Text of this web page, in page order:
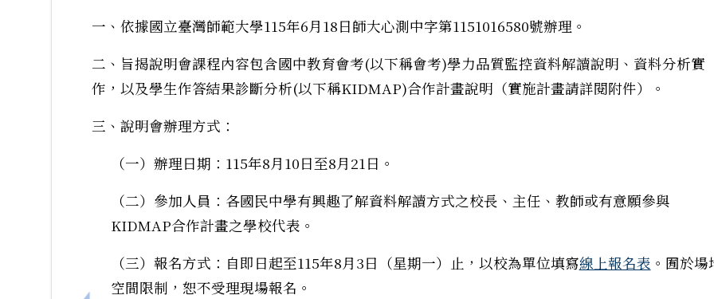
一、依據國立臺灣師範大學115年6月18日師大心測中字第1151016580號辦理。
二、旨揭說明會課程內容包含國中教育會考(以下稱會考)學力品質監控資料解讀說明、資料分析實
作，以及學生作答結果診斷分析(以下稱KIDMAP)合作計畫說明（實施計畫請詳閱附件）。
三、說明會辦理方式：
（一）辦理日期：115年8月10日至8月21日。
（二）參加人員：各國民中學有興趣了解資料解讀方式之校長、主任、教師或有意願參與
KIDMAP合作計畫之學校代表。
（三）報名方式：自即日起至115年8月3日（星期一）止，以校為單位填寫線上報名表 。囿於場
空間限制，恕不受理現場報名。